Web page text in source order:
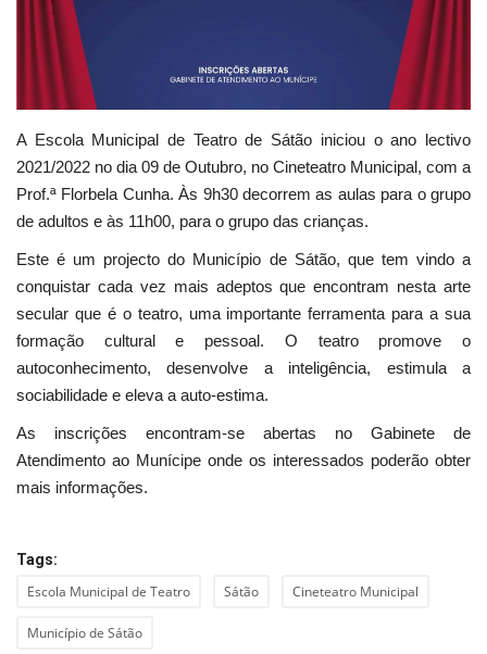
Lazer
Ambiente
A Escola Municipal de Teatro de Sátão iniciou o ano lectivo
2021/2022 no dia 09 de Outubro, no Cineteatro Municipal, com a
Prof.ª Florbela Cunha. Às 9h30 decorrem as aulas para o grupo
de adultos e às 11h00, para o grupo das crianças.
Este é um projecto do Município de Sátão, que tem vindo a
conquistar cada vez mais adeptos que encontram nesta arte
secular que é o teatro, uma importante ferramenta para a sua
formação cultural e pessoal. O teatro promove o
autoconhecimento, desenvolve a inteligência, estimula a
sociabilidade e eleva a auto-estima.
As inscrições encontram-se abertas no Gabinete de
Atendimento ao Munícipe onde os interessados poderão obter
mais informações.
Tags:
Escola Municipal de Teatro Sátão Cineteatro Municipal
Município de Sátão